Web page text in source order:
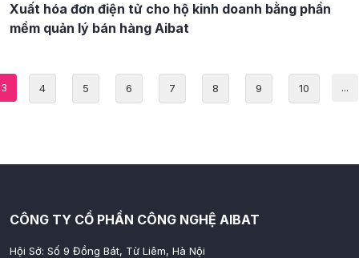
Xuất hóa đơn điện tử cho hộ kinh doanh bằng phần
mềm quản lý bán hàng Aibat
3 4 5 6 7 8 9 10 ...
CÔNG TY CỔ PHẦN CÔNG NGHỆ AIBAT
Hội Sở: Số 9 Đồng Bát, Từ Liêm, Hà Nội